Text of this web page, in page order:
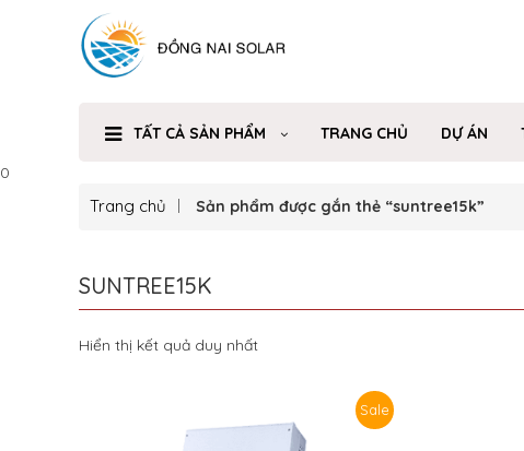
TẤT CẢ SẢN PHẨM TRANG CHỦ DỰ ÁN
0
Trang chủ Sản phẩm được gắn thẻ “suntree15k”
SUNTREE15K
Hiển thị kết quả duy nhất
Sale